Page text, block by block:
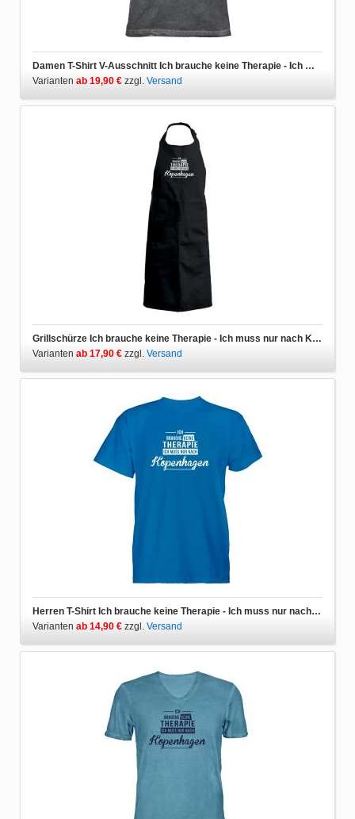
Damen T-Shirt V-Ausschnitt Ich brauche keine Therapie - Ich muss nur nach Kopenhagen
Varianten ab 19,90 € zzgl. Versand
Grillschürze Ich brauche keine Therapie - Ich muss nur nach Kopenhagen
Varianten ab 17,90 € zzgl. Versand
Herren T-Shirt Ich brauche keine Therapie - Ich muss nur nach Kopenhagen
Varianten ab 14,90 € zzgl. Versand